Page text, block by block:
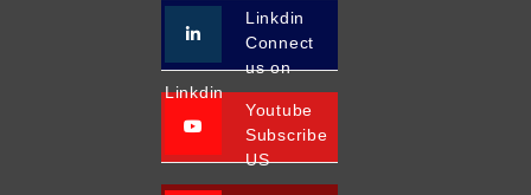
Linkdin
Connect
us on
Linkdin
Youtube
Subscribe
US